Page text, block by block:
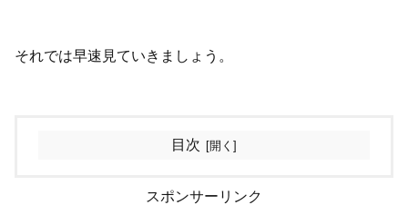
それでは早速見ていきましょう。
目次
スポンサーリンク